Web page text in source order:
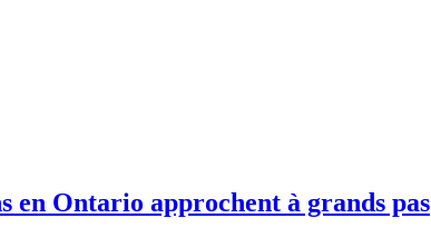
en Ontario approchent à grands pas